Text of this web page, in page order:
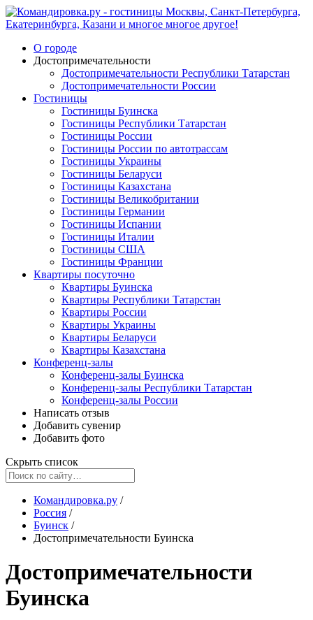
О городе
Достопримечательности
Достопримечательности Республики Татарстан
Достопримечательности России
Гостиницы
Гостиницы Буинска
Гостиницы Республики Татарстан
Гостиницы России
Гостиницы России по автотрассам
Гостиницы Украины
Гостиницы Беларуси
Гостиницы Казахстана
Гостиницы Великобритании
Гостиницы Германии
Гостиницы Испании
Гостиницы Италии
Гостиницы США
Гостиницы Франции
Квартиры посуточно
Квартиры Буинска
Квартиры Республики Татарстан
Квартиры России
Квартиры Украины
Квартиры Беларуси
Квартиры Казахстана
Конференц-залы
Конференц-залы Буинска
Конференц-залы Республики Татарстан
Конференц-залы России
Написать отзыв
Добавить сувенир
Добавить фото
Скрыть список
Командировка.ру /
Россия /
Буинск /
Достопримечательности Буинска
Достопримечательности
Буинска